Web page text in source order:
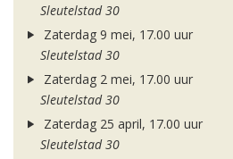
Sleutelstad 30
Zaterdag 9 mei, 17.00 uur
Sleutelstad 30
Zaterdag 2 mei, 17.00 uur
Sleutelstad 30
Zaterdag 25 april, 17.00 uur
Sleutelstad 30